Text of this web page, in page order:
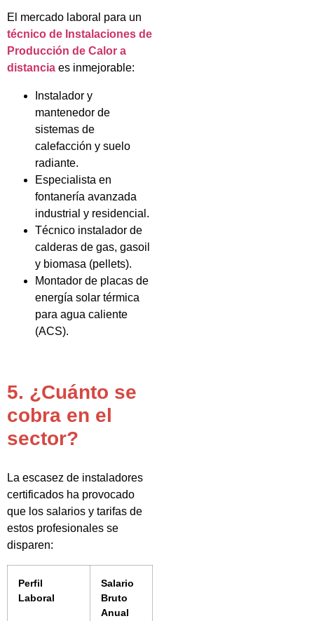
El mercado laboral para un
técnico de Instalaciones de
Producción de Calor a
distancia es inmejorable:
Instalador y
mantenedor de
sistemas de
calefacción y suelo
radiante.
Especialista en
fontanería avanzada
industrial y residencial.
Técnico instalador de
calderas de gas, gasoil
y biomasa (pellets).
Montador de placas de
energía solar térmica
para agua caliente
(ACS).
5. ¿Cuánto se
cobra en el
sector?
La escasez de instaladores
certificados ha provocado
que los salarios y tarifas de
estos profesionales se
disparen:
Perfil
Laboral
Salario
Bruto
Anual